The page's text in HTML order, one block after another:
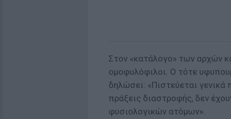
Στον «κατάλογο» των αρχών
ομοφυλόφιλοι. Ο τότε
δηλώσει: «Πιστεύεται
πράξεις διαστροφής, δεν
φυσιολογικών ατόμων».